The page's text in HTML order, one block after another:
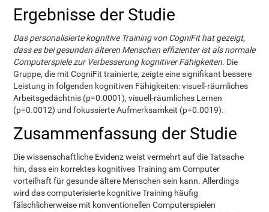
Ergebnisse der Studie
Das personalisierte kognitive Training von CogniFit hat gezeigt,
dass es bei gesunden älteren Menschen effizienter ist als normale
Computerspiele zur Verbesserung kognitiver Fähigkeiten. Die
Gruppe, die mit CogniFit trainierte, zeigte eine signifikant bessere
Leistung in folgenden kognitiven Fähigkeiten: visuell-räumliches
Arbeitsgedächtnis (p=0.0001), visuell-räumliches Lernen
(p=0.0012) und fokussierte Aufmerksamkeit (p=0.0019).
Zusammenfassung der Studie
Die wissenschaftliche Evidenz weist vermehrt auf die Tatsache
hin, dass ein korrektes kognitives Training am Computer
vorteilhaft für gesunde ältere Menschen sein kann. Allerdings
wird das computerisierte kognitive Training häufig
fälschlicherweise mit konventionellen Computerspielen